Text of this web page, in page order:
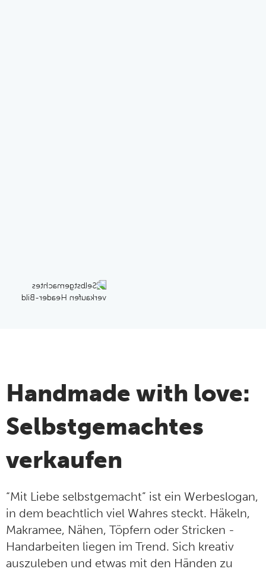
Handmade with love:
Selbstgemachtes
verkaufen
“Mit Liebe selbstgemacht” ist ein Werbeslogan,
in dem beachtlich viel Wahres steckt. Häkeln,
Makramee, Nähen, Töpfern oder Stricken -
Handarbeiten liegen im Trend. Sich kreativ
auszuleben und etwas mit den Händen zu